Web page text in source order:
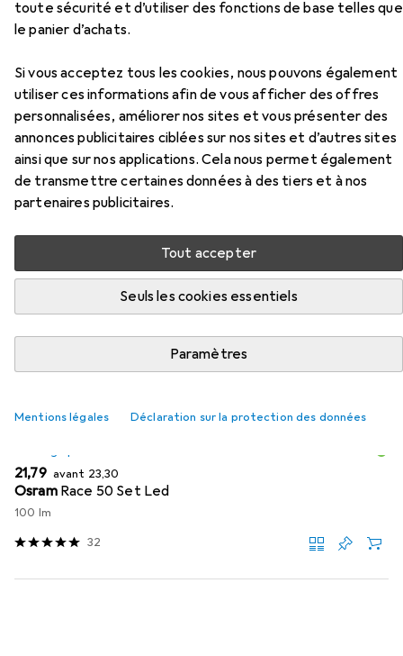
toute sécurité et d’utiliser des fonctions de base telles que
le panier d’achats.
Si vous acceptez tous les cookies, nous pouvons également
utiliser ces informations afin de vous afficher des offres
personnalisées, améliorer nos sites et vous présenter des
annonces publicitaires ciblées sur nos sites et d’autres sites
ainsi que sur nos applications. Cela nous permet également
de transmettre certaines données à des tiers et à nos
partenaires publicitaires.
Tout accepter
Seuls les cookies essentiels
Paramètres
Mentions légales Déclaration sur la protection des données
Accessoires pour Abus Ivera 7210
Ici, vous trouverez des accessoires compatibles avec le
produit Abus Ivera 7210 des catégories Éclairage pour
vélo, Accessoires pour antivols de vélo et Moto :
accessoires.
Éclairage Pour Vélo Accessoires Pour Antivols
Pertinence
−6%
EUR
21,79 avant EUR
23,30
Osram Race 50 Set Led
100 lm
32